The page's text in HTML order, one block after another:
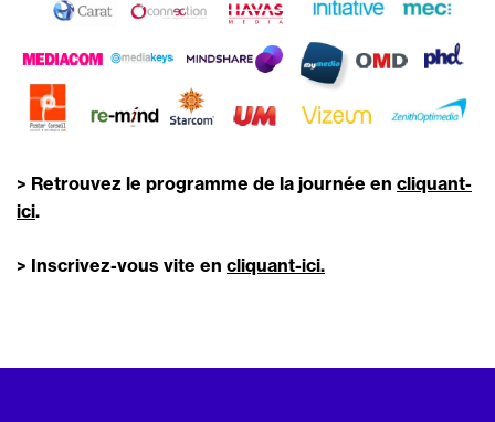
> Retrouvez le programme de la journée en cliquant-
ici.
> Inscrivez-vous vite en cliquant-ici.